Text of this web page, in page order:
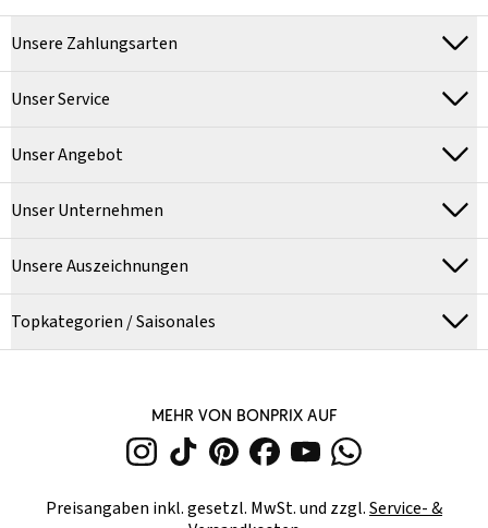
Unsere Zahlungsarten
Unser Service
Unser Angebot
Unser Unternehmen
Unsere Auszeichnungen
Topkategorien / Saisonales
MEHR VON BONPRIX AUF
Preisangaben inkl. gesetzl. MwSt. und zzgl.Service- &